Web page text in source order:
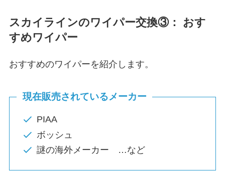
スカイラインのワイパー交換③： おす
すめワイパー
おすすめのワイパーを紹介します。
現在販売されているメーカー
PIAA
ボッシュ
謎の海外メーカー …など